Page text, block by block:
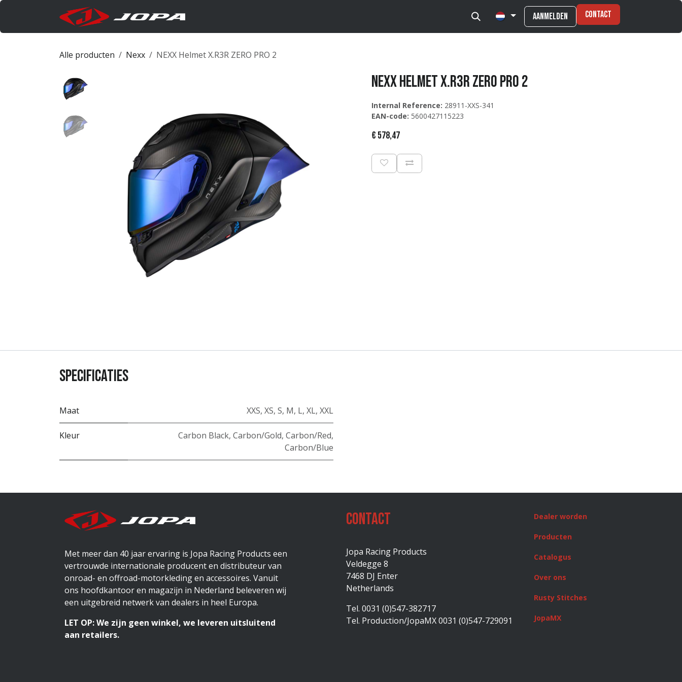
Overslaan naar inhoud
Aanmelden Contact
Alle producten Nexx NEXX Helmet X.R3R ZERO PRO 2
NEXX Helmet X.R3R ZERO PRO 2
Internal Reference: 28911-XXS-341
EAN-code: 5600427115223
€ 578,47
Specificaties
Maat XXS, XS, S, M, L, XL, XXL
Kleur Carbon Black, Carbon/Gold, Carbon/Red,
Carbon/Blue
Met meer dan 40 jaar ervaring is Jopa Racing Products een
vertrouwde internationale producent en distributeur van
onroad- en offroad-motorkleding en accessoires. Vanuit
ons hoofdkantoor en magazijn in Nederland beleveren wij
een uitgebreid netwerk van dealers in heel Europa.
LET OP: We zijn geen winkel, we leveren uitsluitend
aan retailers.
Contact
Jopa Racing Products
Veldegge 8
7468 DJ Enter
Netherlands
Tel. 0031 (0)547-382717
Tel. Production/JopaMX 0031 (0)547-729091
Dealer worden
Producten
Catalogus
Over ons
Rusty Stitches
JopaMX